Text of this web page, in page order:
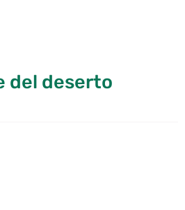
del deserto